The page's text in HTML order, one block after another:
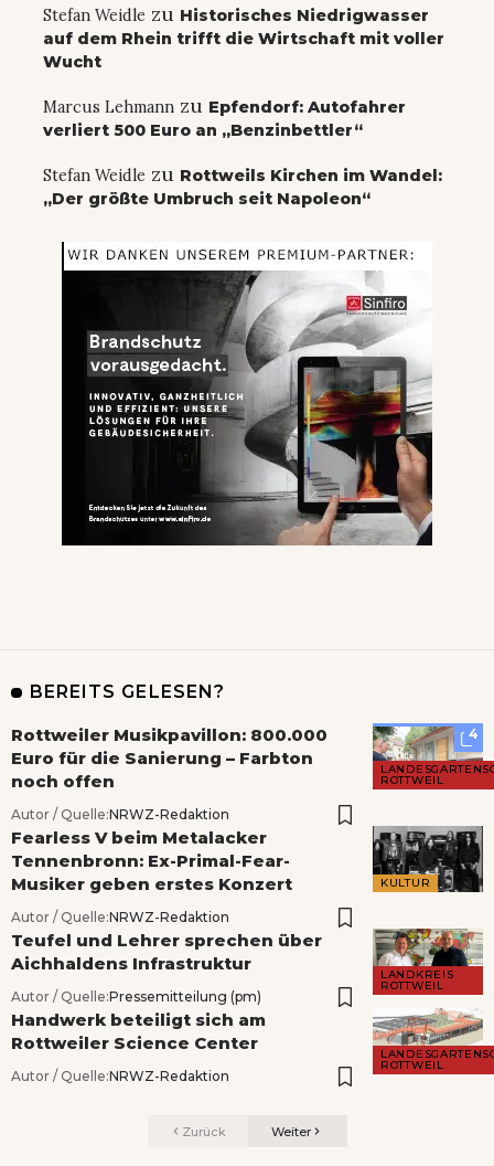
Stefan Weidle zu Historisches Niedrigwasser
auf dem Rhein trifft die Wirtschaft mit voller
Wucht
Marcus Lehmann zu Epfendorf: Autofahrer
verliert 500 Euro an „Benzinbettler“
Stefan Weidle zu Rottweils Kirchen im Wandel:
„Der größte Umbruch seit Napoleon“
BEREITS GELESEN?
4
ROTTWEIL
Rottweiler Musikpavillon: 800.000
Euro für die Sanierung – Farbton
noch offen
Autor / Quelle:NRWZ-Redaktion
KULTUR
Fearless V beim Metalacker
Tennenbronn: Ex-Primal-Fear-
Musiker geben erstes Konzert
Autor / Quelle:NRWZ-Redaktion
LANDKREIS
ROTTWEIL
Teufel und Lehrer sprechen über
Aichhaldens Infrastruktur
Autor / Quelle:Pressemitteilung (pm)
ROTTWEIL
Handwerk beteiligt sich am
Rottweiler Science Center
Autor / Quelle:NRWZ-Redaktion
Zurück Weiter